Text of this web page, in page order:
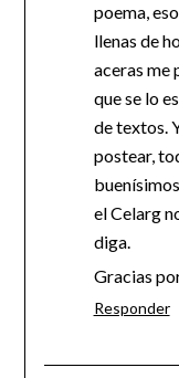
poema,
llenas de
aceras me
que se lo
de textos.
postear,
el Celarg
diga.
Gracias
Responder